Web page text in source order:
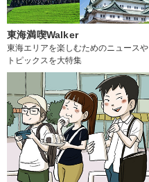
東海満喫Walker
東海エリアを楽しむためのニュースや
トピックスを大特集